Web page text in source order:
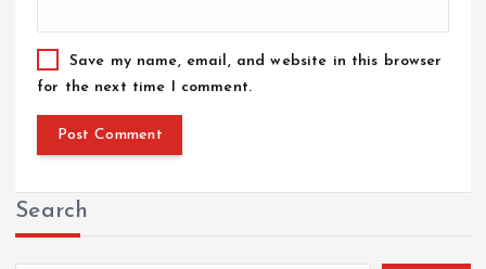
Save my name, email, and website in this browser
for the next time I comment.
Search